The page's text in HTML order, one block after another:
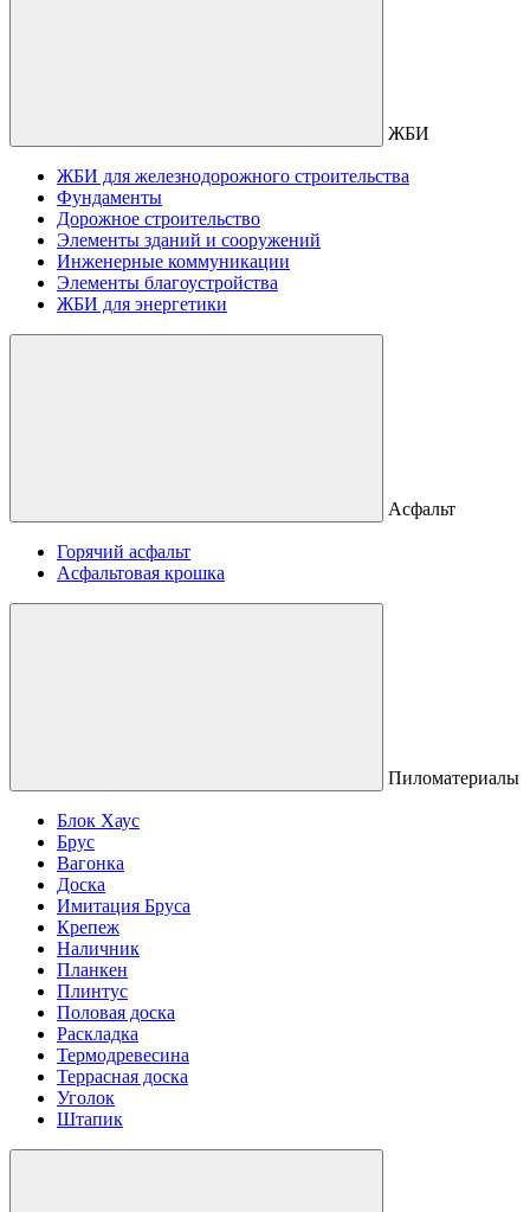
ЖБИ
ЖБИ для железнодорожного строительства
Фундаменты
Дорожное строительство
Элементы зданий и сооружений
Инженерные коммуникации
Элементы благоустройства
ЖБИ для энергетики
Асфальт
Горячий асфальт
Асфальтовая крошка
Пиломатериалы
Блок Хаус
Брус
Вагонка
Доска
Имитация Бруса
Крепеж
Наличник
Планкен
Плинтус
Половая доска
Раскладка
Термодревесина
Террасная доска
Уголок
Штапик